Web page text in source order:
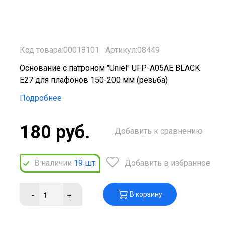
Код товара:00018101
Артикул:08449
Основание с патроном "Uniel" UFP-A05AE BLACK
Е27 для плафонов 150-200 мм (резьба)
Подробнее
180 руб.
В наличии 19 шт.
Добавить к сравнению
Добавить в избранное
- + В корзину